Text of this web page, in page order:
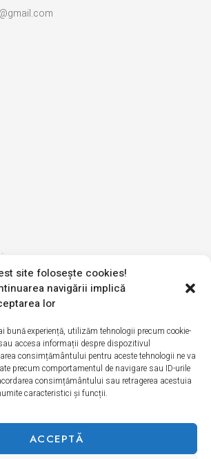
site foloseşte cookies!
navigării implică
lor
bună experiență, utilizăm tehnologii precum cookie-
accesa informații despre dispozitivul
consimțământului pentru aceste tehnologii ne va
precum comportamentul de navigare sau ID-urile
consimțământului sau retragerea acestuia
caracteristici și funcții.
ACCEPTĂ